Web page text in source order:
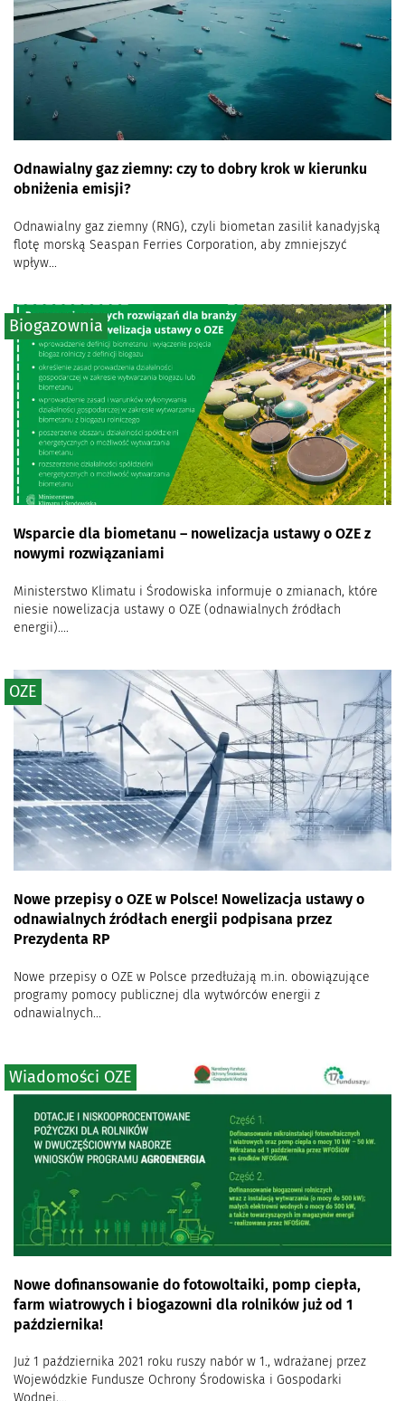
Odnawialny gaz ziemny: czy to dobry krok w kierunku
obniżenia emisji?
Odnawialny gaz ziemny (RNG), czyli biometan zasilił kanadyjską
flotę morską Seaspan Ferries Corporation, aby zmniejszyć
wpływ...
Wsparcie dla biometanu – nowelizacja ustawy o OZE z
nowymi rozwiązaniami
Ministerstwo Klimatu i Środowiska informuje o zmianach, które
niesie nowelizacja ustawy o OZE (odnawialnych źródłach
energii)....
Biogazownia
Nowe przepisy o OZE w Polsce! Nowelizacja ustawy o
odnawialnych źródłach energii podpisana przez
Prezydenta RP
Nowe przepisy o OZE w Polsce przedłużają m.in. obowiązujące
programy pomocy publicznej dla wytwórców energii z
odnawialnych...
OZE
Nowe dofinansowanie do fotowoltaiki, pomp ciepła,
farm wiatrowych i biogazowni dla rolników już od 1
października!
Już 1 października 2021 roku ruszy nabór w 1., wdrażanej przez
Wojewódzkie Fundusze Ochrony Środowiska i Gospodarki
Wiadomości OZE